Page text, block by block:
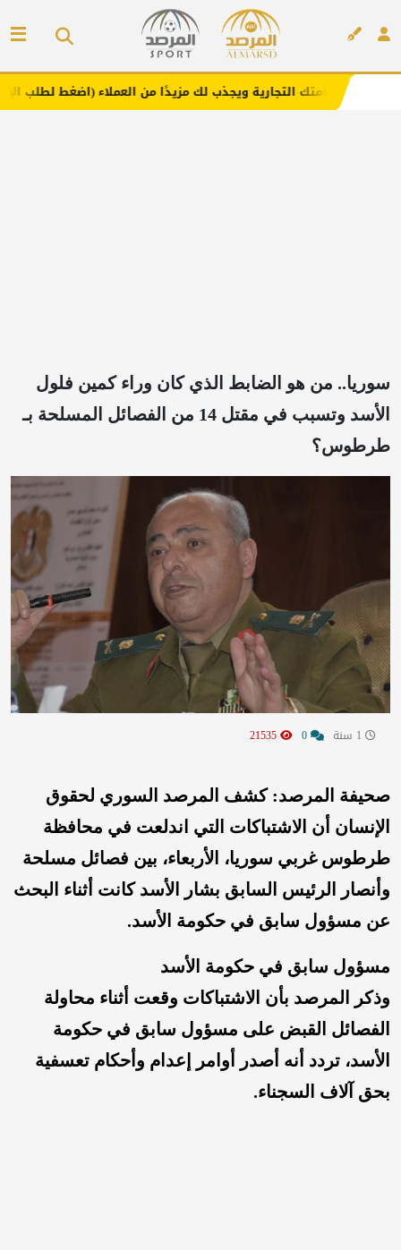
ويجذب لك مزيدًا من العملاء (اضغط لطلب الإعلان)
سوريا.. من هو الضابط الذي كان وراء كمين فلول
الأسد وتسبب في مقتل 14 من الفصائل المسلحة بـ
طرطوس؟
صحيفة المرصد: كشف المرصد السوري لحقوق
الإنسان أن الاشتباكات التي اندلعت في محافظة
طرطوس غربي سوريا، الأربعاء، بين فصائل مسلحة
وأنصار الرئيس السابق بشار الأسد كانت أثناء البحث
عن مسؤول سابق في حكومة الأسد.
مسؤول سابق في حكومة الأسد
وذكر المرصد بأن الاشتباكات وقعت أثناء محاولة
الفصائل القبض على مسؤول سابق في حكومة
الأسد، تردد أنه أصدر أوامر إعدام وأحكام تعسفية
بحق آلاف السجناء.